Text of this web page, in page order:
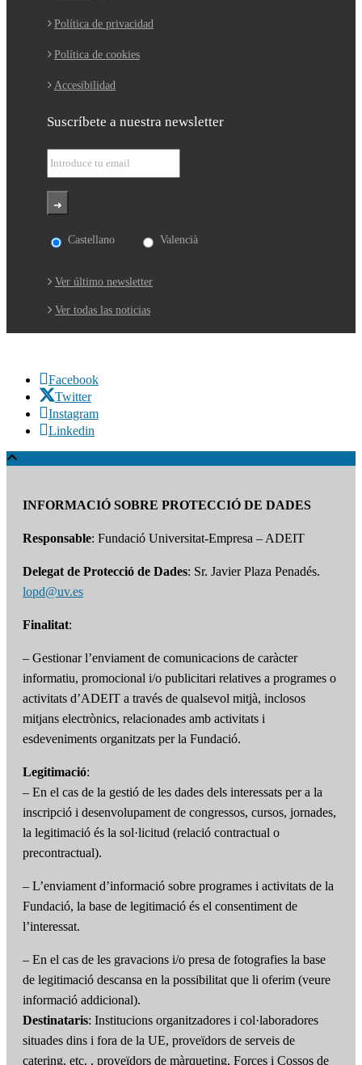
Política de privacidad
Política de cookies
Accesibilidad
Suscríbete a nuestra newsletter
Castellano Valencià
Ver último newsletter
Ver todas las noticias
Facebook
Twitter
Instagram
Linkedin
INFORMACIÓ SOBRE PROTECCIÓ DE DADES
Responsable: Fundació Universitat-Empresa – ADEIT
Delegat de Protecció de Dades: Sr. Javier Plaza Penadés.
lopd@uv.es
Finalitat:
– Gestionar l’enviament de comunicacions de caràcter
informatiu, promocional i/o publicitari relatives a programes o
activitats d’ADEIT a través de qualsevol mitjà, inclosos
mitjans electrònics, relacionades amb activitats i
esdeveniments organitzats per la Fundació.
Legitimació:
– En el cas de la gestió de les dades dels interessats per a la
inscripció i desenvolupament de congressos, cursos, jornades,
la legitimació és la sol·licitud (relació contractual o
precontractual).
– L’enviament d’informació sobre programes i activitats de la
Fundació, la base de legitimació és el consentiment de
l’interessat.
– En el cas de les gravacions i/o presa de fotografies la base
de legitimació descansa en la possibilitat que li oferim (veure
informació addicional).
Destinataris: Institucions organitzadores i col·laboradores
situades dins i fora de la UE, proveïdors de serveis de
catering, etc. , proveïdors de màrqueting, Forces i Cossos de